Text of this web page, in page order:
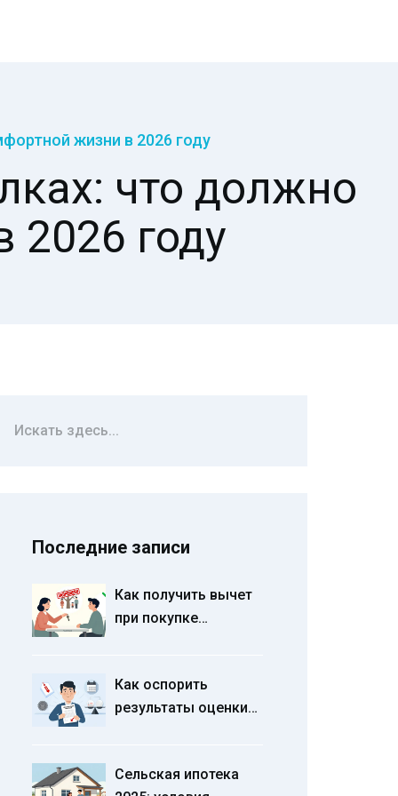
жизни в 2026 году
что должно
году
Последние записи
Как получить вычет
при покупке
основные
ограничения 2025
Как оспорить
результаты оценки
алгоритм действий в
Сельская ипотека